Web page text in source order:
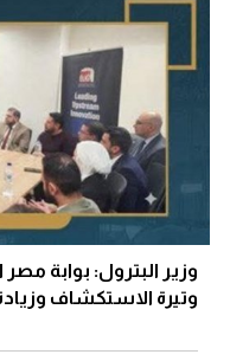
وزير البترول: بوابة
وتيرة الاستكشاف وزيادة